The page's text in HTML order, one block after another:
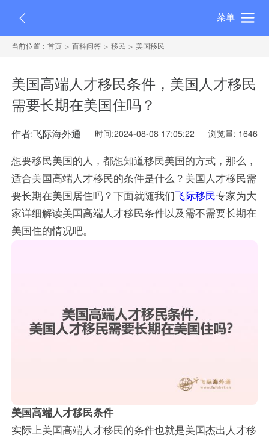
菜单
当前位置：首页 百科问答 移民 美国移民
美国高端人才移民条件，美国人才移民
需要长期在美国住吗？
作者:飞际海外通 时间:2024-08-08 17:05:22 浏览量: 1646
想要移民美国的人，都想知道移民美国的方式，那么，
适合美国高端人才移民的条件是什么？美国人才移民需
要长期在美国居住吗？下面就随我们
飞际移民专家为大
家详细解读美国高端人才移民条件以及需不需要长期在
美国住的情况吧。
美国高端人才移民条件
实际上美国高端人才移民的条件也就是美国杰出人才移